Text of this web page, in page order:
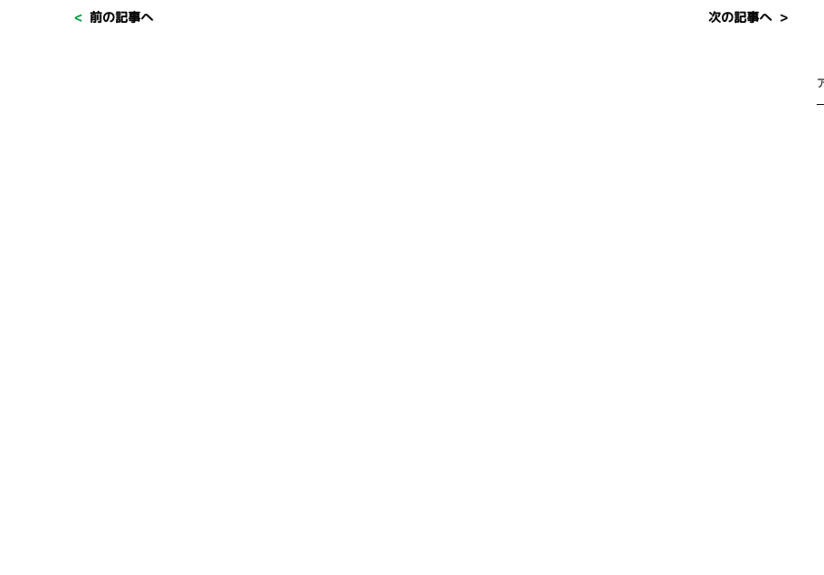
< 前の記事へ 次の記事へ >